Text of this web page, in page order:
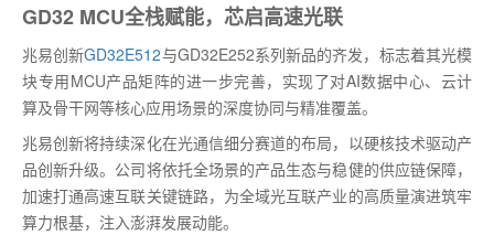
GD32 MCU全栈赋能，芯启高速光联
兆易创新GD32E512与GD32E252系列新品的齐发，标志着其光模
块专用MCU产品矩阵的进一步完善，实现了对AI数据中心、云计
算及骨干网等核心应用场景的深度协同与精准覆盖。
兆易创新将持续深化在光通信细分赛道的布局，以硬核技术驱动产
品创新升级。公司将依托全场景的产品生态与稳健的供应链保障，
加速打通高速互联关键链路，为全域光互联产业的高质量演进筑牢
算力根基，注入澎湃发展动能。